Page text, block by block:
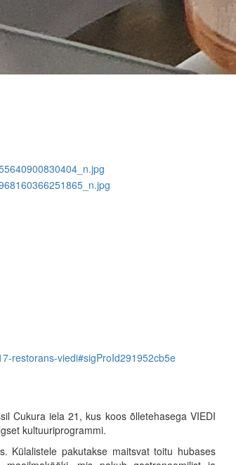
restorans-viedi#sigProId291952cb5e
Cukura iela 21, kus koos õlletehasega VIEDI
kultuuriprogrammi.
Külalistele pakutakse maitsvat toitu hubases